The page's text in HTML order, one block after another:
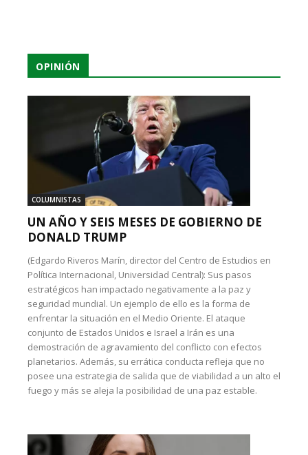
OPINIÓN
COLUMNISTAS
UN AÑO Y SEIS MESES DE GOBIERNO DE
DONALD TRUMP
(Edgardo Riveros Marín, director del Centro de Estudios en
Política Internacional, Universidad Central): Sus pasos
estratégicos han impactado negativamente a la paz y
seguridad mundial. Un ejemplo de ello es la forma de
enfrentar la situación en el Medio Oriente. El ataque
conjunto de Estados Unidos e Israel a Irán es una
demostración de agravamiento del conflicto con efectos
planetarios. Además, su errática conducta refleja que no
posee una estrategia de salida que de viabilidad a un alto el
fuego y más se aleja la posibilidad de una paz estable.